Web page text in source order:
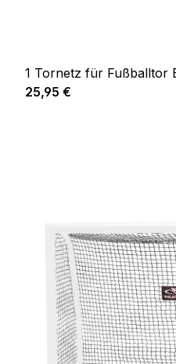
1 Tornetz für Fußballtor
Regulärer Preis:
25,95 €